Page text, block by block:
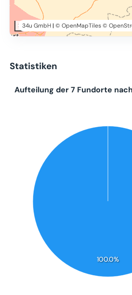
20 km
34u GmbH| © OpenMapTiles©
Statistiken
100.0%
Aufteilung der 7 Fundorte